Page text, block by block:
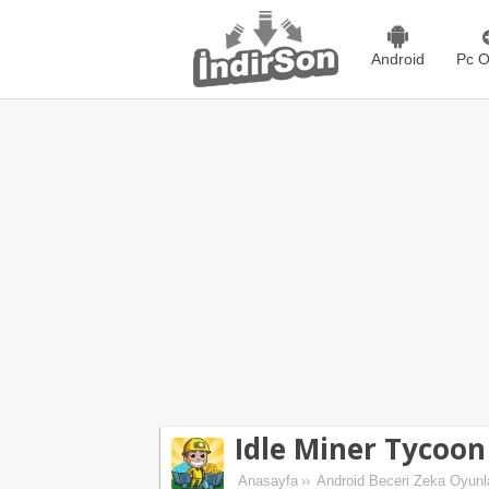
Android Pc
Idle Miner Tycoon
Anasayfa ›› Android Beceri Zeka